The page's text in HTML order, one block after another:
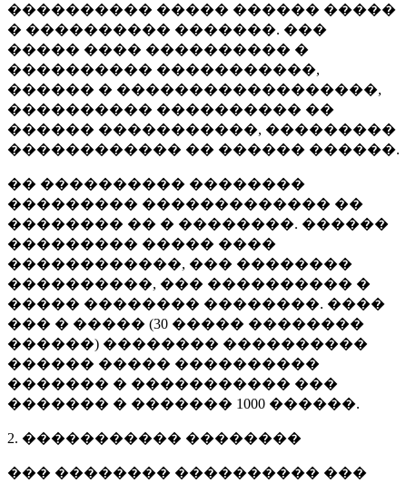
���������� ����� ������ �����
� ���������� �������. ���
����� ���� ���������� �
���������� �����������,
������ � ������������������,
���������� ���������� ��
������ �����������, ���������
������������ �� ������ ������.
�� ���������� ��������
��������� ������������� ��
�������� �� � ��������. ������
��������� ����� ����
������������, ��� ��������
����������, ��� ���������� �
����� �������� ��������. ����
��� � ����� (30 ����� ��������
������) �������� ����������
������ ����� ����������
������� � ����������� ���
������� � ������� 1000 ������.
2. ����������� ��������
��� �������� ���������� ���